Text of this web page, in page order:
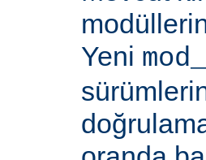
Yeni